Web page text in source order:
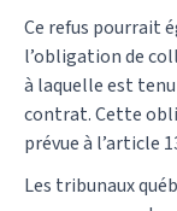
Ce refus pourrait
l’obligation de
à laquelle est
contrat. Cette
prévue à l’article
Les tribunaux